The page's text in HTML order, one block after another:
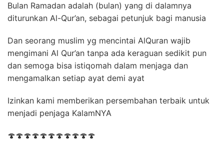
Bulan Ramadan adalah (bulan) yang di dalamnya
diturunkan Al-Qur’an, sebagai petunjuk bagi manusia
Dan seorang muslim yg mencintai AlQuran wajib
mengimani Al Qur’an tanpa ada keraguan sedikit pun
dan semoga bisa istiqomah dalam menjaga dan
mengamalkan setiap ayat demi ayat
Izinkan kami memberikan persembahan terbaik untuk
menjadi penjaga KalamNYA
🍄🍄🍄🍄🍄🍄🍄🍄🍄🍄🍄